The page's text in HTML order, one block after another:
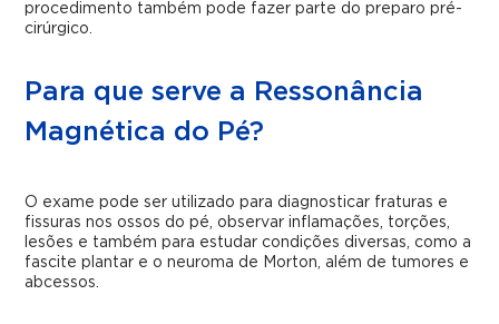
procedimento também pode fazer parte do preparo pré-
cirúrgico.
Para que serve a Ressonância
Magnética do Pé?
O exame pode ser utilizado para diagnosticar fraturas e
fissuras nos ossos do pé, observar inflamações, torções,
lesões e também para estudar condições diversas, como a
fascite plantar e o neuroma de Morton, além de tumores e
abcessos.